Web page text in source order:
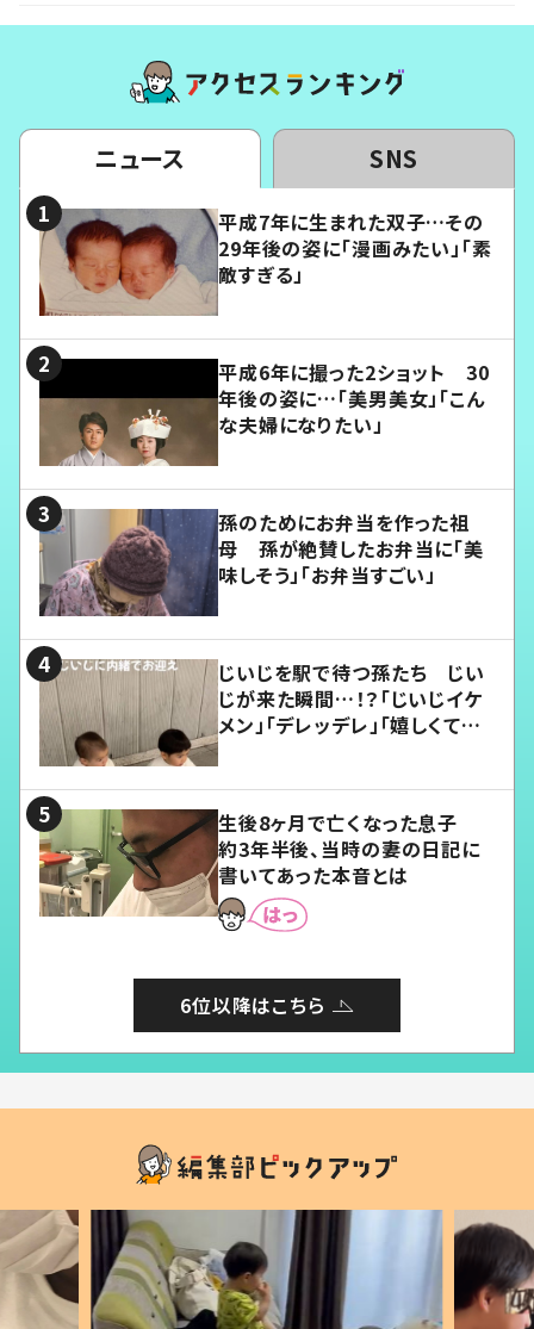
ニュース SNS
平成7年に生まれた双子…その
29年後の姿に「漫画みたい」「素
敵すぎる」
平成6年に撮った2ショット 30
年後の姿に…「美男美女」「こん
な夫婦になりたい」
孫のためにお弁当を作った祖
母 孫が絶賛したお弁当に「美
味しそう」「お弁当すごい」
じいじを駅で待つ孫たち じい
じが来た瞬間…！？「じいじイケ
メン」「デレッデレ」「嬉しくて可
生後8ヶ月で亡くなった息子
約3年半後、当時の妻の日記に
書いてあった本音とは
6位以降はこちら